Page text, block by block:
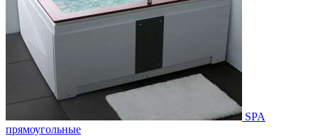
SPA
прямоугольные